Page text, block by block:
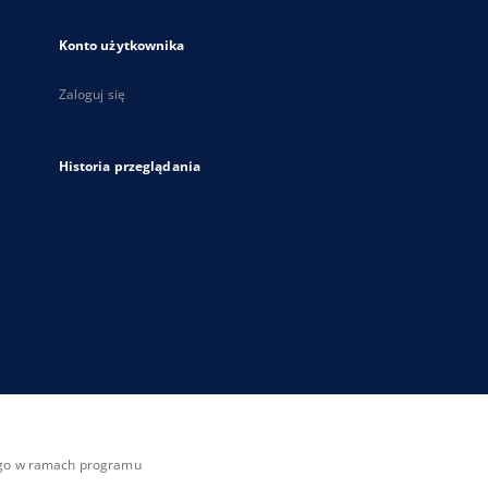
Konto użytkownika
Zaloguj się
Historia przeglądania
w ramach programu